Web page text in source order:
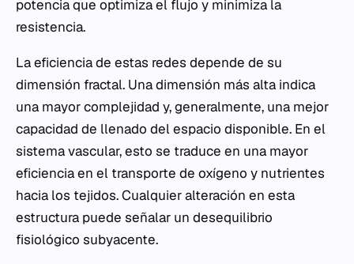
potencia que optimiza el flujo y minimiza la
resistencia.
La eficiencia de estas redes depende de su
dimensión fractal. Una dimensión más alta indica
una mayor complejidad y, generalmente, una mejor
capacidad de llenado del espacio disponible. En el
sistema vascular, esto se traduce en una mayor
eficiencia en el transporte de oxígeno y nutrientes
hacia los tejidos. Cualquier alteración en esta
estructura puede señalar un desequilibrio
fisiológico subyacente.